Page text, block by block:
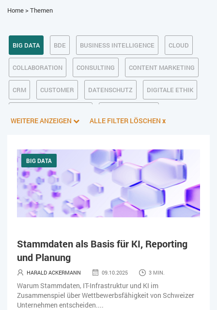
Home>Themen
BIG DATA BDE BUSINESS INTELLIGENCE CLOUD
COLLABORATION CONSULTING CONTENT MARKETING
CRM CUSTOMER DATENSCHUTZ DIGITALE ETHIK
ERP FALLSTUDIEN FERTIGUNG FINANZSOFTWARE
HANDEL HR INDUSTRIE 4.0
IT AUS- UND WEITERBILDUNG IT-INFRASTRUKTUR
KÜNSTLICHE INTELLIGENZ LOGISTIK LOHN
MACHINE LEARNING MANAGEMENT & FÜHRUNG
MARKETING MOBILE ONLINE-MARKETING
WEITERE ANZEIGEN ALLE FILTER LÖSCHEN x
BIG DATA
Stammdaten als Basis für KI, Reporting
und Planung
HARALD ACKERMANN 09.10.2025 3 MIN.
Warum Stammdaten, IT-Infrastruktur und KI im
Zusammenspiel über Wettbewerbsfähigkeit von Schweizer
Unternehmen entscheiden....